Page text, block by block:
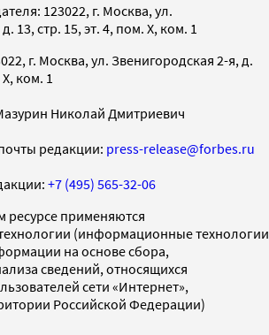
123022, г. Москва, ул.
13, стр. 15, эт. 4, пом. X, ком. 1
г. Москва, ул. Звенигородская 2-я, д.
ком. 1
Николай Дмитриевич
редакции: press-release@forbes.ru
+7 (495) 565-32-06
применяются
(информационные технологии
на основе сбора,
сведений, относящихся
сети «Интернет»,
Российской Федерации)